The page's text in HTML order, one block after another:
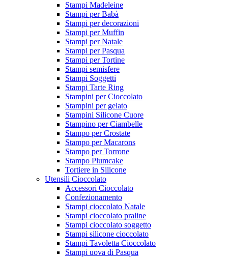
Stampi Madeleine
Stampi per Babà
Stampi per decorazioni
Stampi per Muffin
Stampi per Natale
Stampi per Pasqua
Stampi per Tortine
Stampi semisfere
Stampi Soggetti
Stampi Tarte Ring
Stampini per Cioccolato
Stampini per gelato
Stampini Silicone Cuore
Stampino per Ciambelle
Stampo per Crostate
Stampo per Macarons
Stampo per Torrone
Stampo Plumcake
Tortiere in Silicone
Utensili Cioccolato
Accessori Cioccolato
Confezionamento
Stampi cioccolato Natale
Stampi cioccolato praline
Stampi cioccolato soggetto
Stampi silicone cioccolato
Stampi Tavoletta Cioccolato
Stampi uova di Pasqua